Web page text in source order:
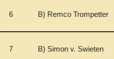
6 B) Remco Trompetter
7 B) Simon v. Swieten